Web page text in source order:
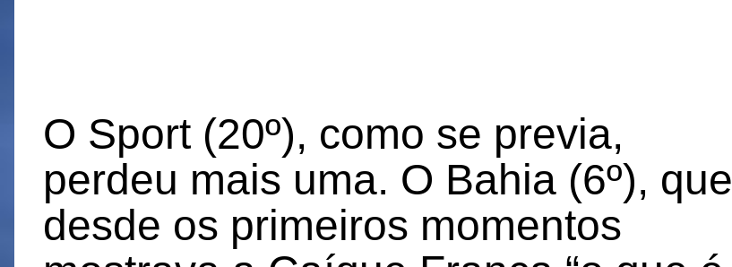
O Sport (20º), como se previa,
perdeu mais uma. O Bahia (6º), que
desde os primeiros momentos